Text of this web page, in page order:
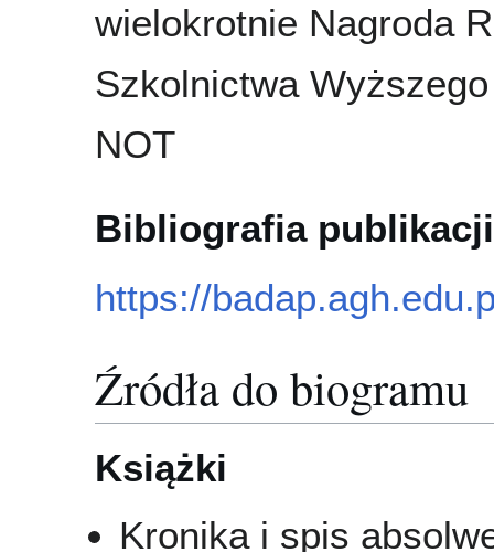
wielokrotnie Nagroda
Szkolnictwa
NOT
Bibliografia publikacji
https://
Źródła do biogramu
Książki
Kronika i spis